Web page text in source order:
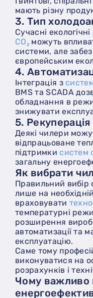
мають різну
3. Тип
Сучасні
CO₂можуть
системи, але
європейським
4.
Інтеграція з
BMS та SCADA
обладнання в
знижувати
5.
Деякі чилери
відпрацьоване
підтримкисистем
загальну
Як вибрати
Правильний вибір
лише на
враховувати
температурні
розширення
автоматизації та
експлуатацію.
Саме тому
виконуватися на
розрахунків і
Чому важливо